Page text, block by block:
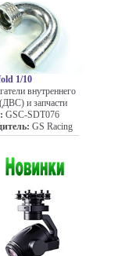
1/10
внутреннего
и запчасти
GSC-SDT076
GS Racing